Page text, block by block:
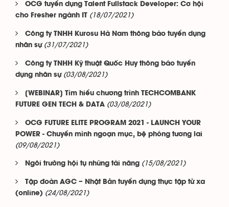
OCG tuyển dụng Talent Fullstack Developer: Cơ hội
cho Fresher ngành IT (18/07/2021)
Công ty TNHH Kurosu Hà Nam thông báo tuyển dụng
nhân sự (31/07/2021)
Công ty TNHH Kỹ thuật Quốc Huy thông báo tuyển
dụng nhân sự (03/08/2021)
[WEBINAR] Tìm hiểu chương trình TECHCOMBANK
FUTURE GEN TECH & DATA (03/08/2021)
OCG FUTURE ELITE PROGRAM 2021 - LAUNCH YOUR
POWER - Chuyển mình ngoạn mục, bệ phóng tương lai
(09/08/2021)
Ngôi trường hội tụ những tài năng (15/08/2021)
Tập đoàn AGC – Nhật Bản tuyển dụng thực tập từ xa
(online) (24/08/2021)